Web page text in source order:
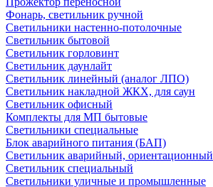
Фонарь, светильник ручной
Светильники настенно-потолочные
Светильник бытовой
Светильник горловинт
Светильник даунлайт
Светильник линейный (аналог ЛПО)
Светильник накладной ЖКХ, для саун
Светильник офисный
Комплекты для МП бытовые
Светильники специальные
Блок аварийного питания (БАП)
Светильник аварийный, ориентационный
Светильник специальный
Светильники уличные и промышленные